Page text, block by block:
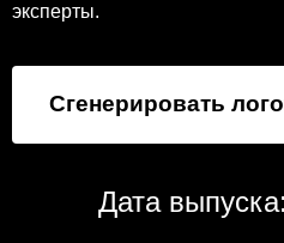
эксперты.
Сгенерировать
Дата